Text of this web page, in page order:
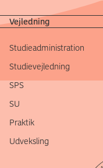
Vejledning
Studieadministration
Studievejledning
SPS
SU
Praktik
Udveksling